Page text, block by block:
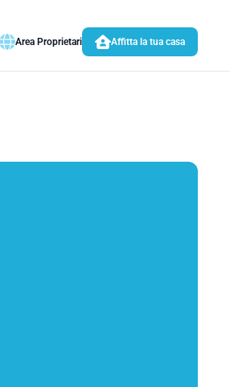
Area Proprietari Affitta la tua casa